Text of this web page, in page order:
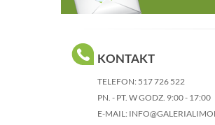
KONTAKT
TELEFON: 517 726 522
PN. - PT. W GODZ. 9:00 - 17:00
E-MAIL: